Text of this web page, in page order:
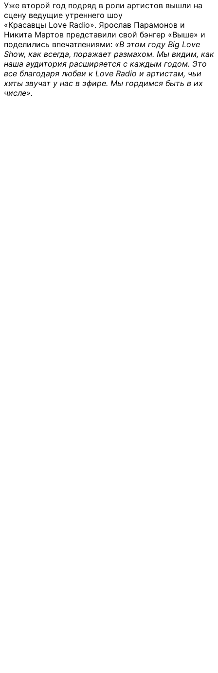
Уже второй год подряд в роли артистов вышли на
сцену ведущие утреннего шоу
«Красавцы Love Radio». Ярослав Парамонов и
Никита Мартов представили свой бэнгер «Выше» и
поделились впечатлениями: «В этом году Big Love
Show, как всегда, поражает размахом. Мы видим, как
наша аудитория расширяется с каждым годом. Это
все благодаря любви к Love Radio и артистам, чьи
хиты звучат у нас в эфире. Мы гордимся быть в их
числе».